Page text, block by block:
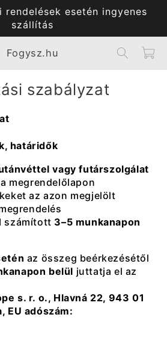
esetén ingyenes
szállítás
Fogysz.hu Kosár
szabályzat
határidők
vagy futárszolgálat
megrendelőlapon
az azon megjelölt
számított 3–5 munkanapon
az összeg beérkezésétől
belül juttatja el az
s. r. o., Hlavná 22, 943 01
EU adószám: